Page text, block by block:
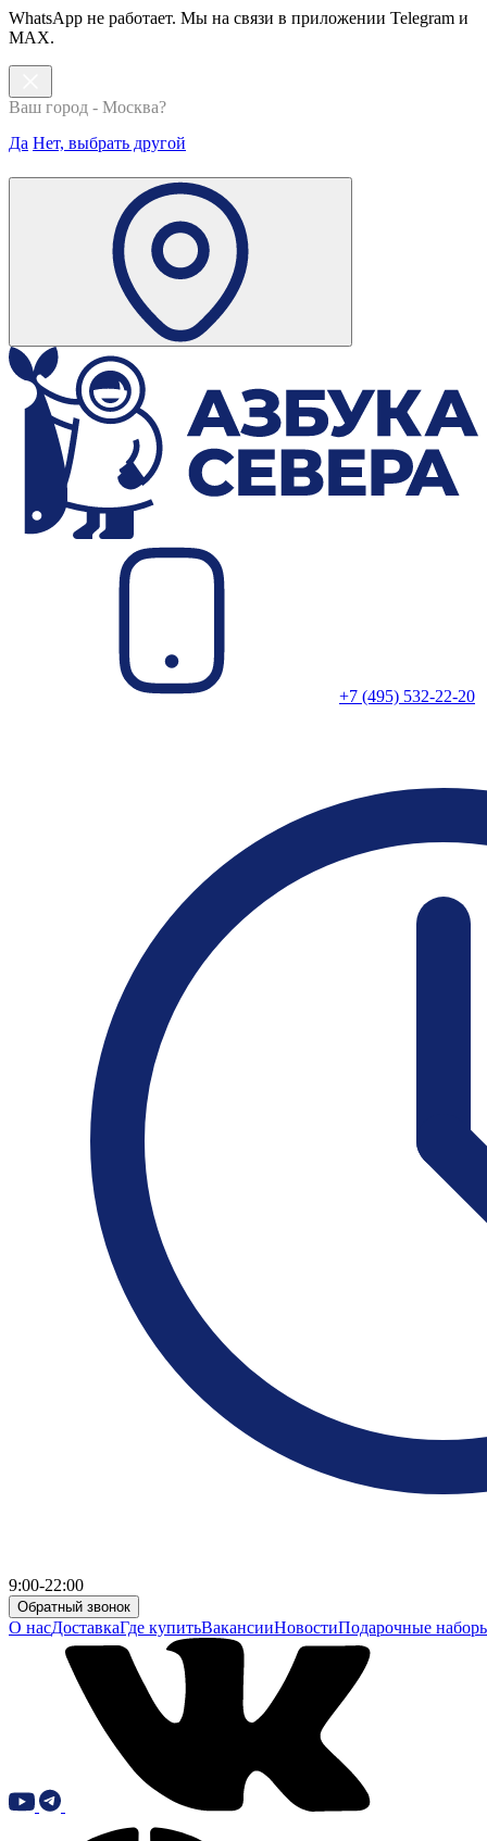
WhatsApp не работает. Мы на связи в приложении Telegram и
MAX.
Ваш город - Москва?
Да Нет, выбрать другой
+7 (495) 532-22-20
9:00-22:00
Обратный звонок
О насДоставкаГде купитьВакансииНовостиПодарочные